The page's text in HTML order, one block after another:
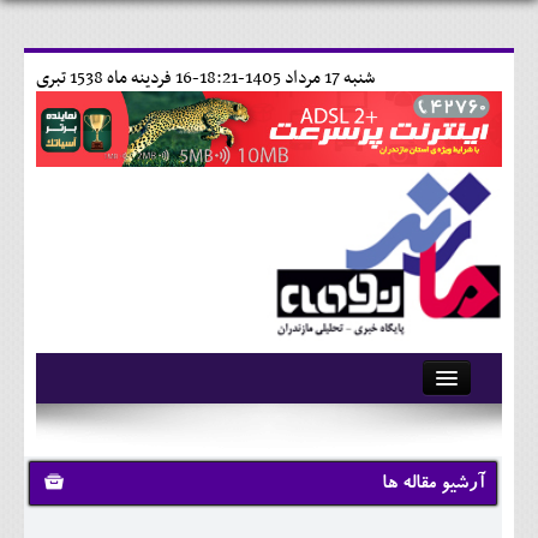
16 فردينه ماه 1538 تبری شنبه 17 مرداد 1405-18:21-
آرشیو
تماس با ما
وبلاگ
آرشیو مقاله ها